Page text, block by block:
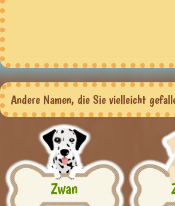
Andere Namen, die Sie vielleicht
Zwan